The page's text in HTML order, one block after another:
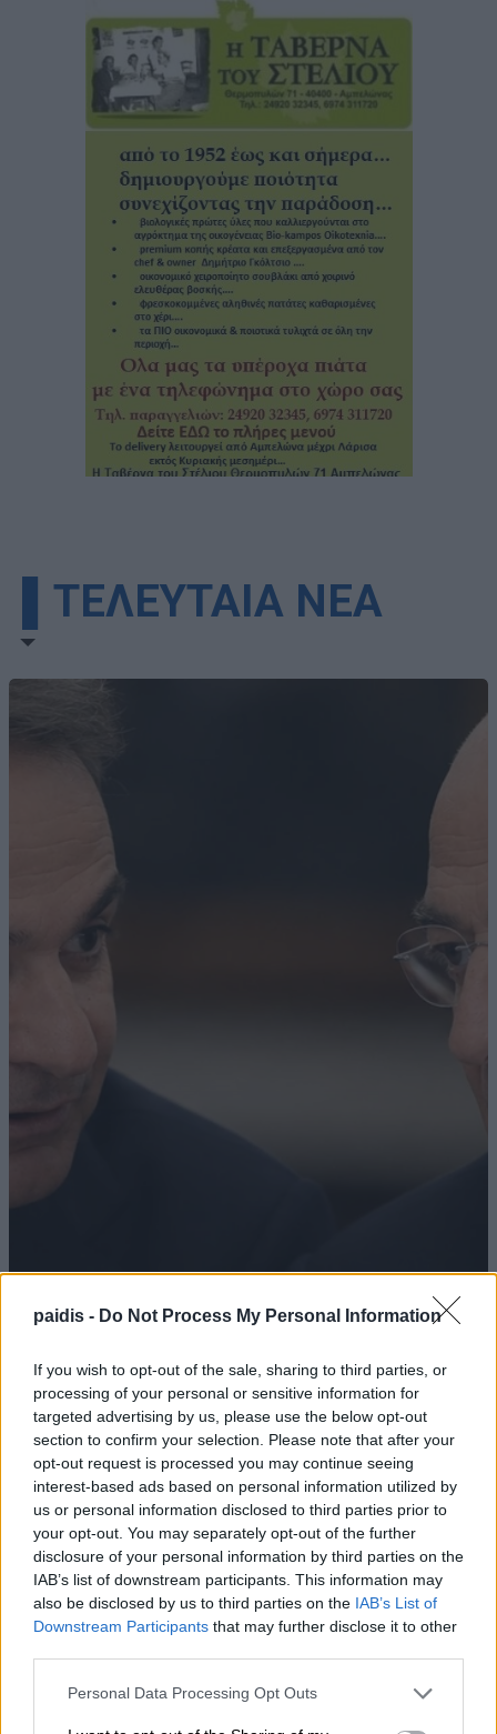
paidis - Do Not Process My Personal Information
If you wish to opt-out of the sale, sharing to third parties, or
processing of your personal or sensitive information for
targeted advertising by us, please use the below opt-out
section to confirm your selection. Please note that after your
opt-out request is processed you may continue seeing
interest-based ads based on personal information utilized by
us or personal information disclosed to third parties prior to
your opt-out. You may separately opt-out of the further
disclosure of your personal information by third parties on the
IAB’s list of downstream participants. This information may
also be disclosed by us to third parties on the IAB’s List of
Downstream Participants that may further disclose it to other
Personal Data Processing Opt Outs
▌ΤΕΛΕΥΤΑΙΑ ΝΕΑ
Αγοράζουμε όπλα, όχι όμως εθνική
αυτονομία
08/08/2026 , 23:57
Μ. Χαρακόπουλος: Ο ΕΛΓΑ αδυνατεί να